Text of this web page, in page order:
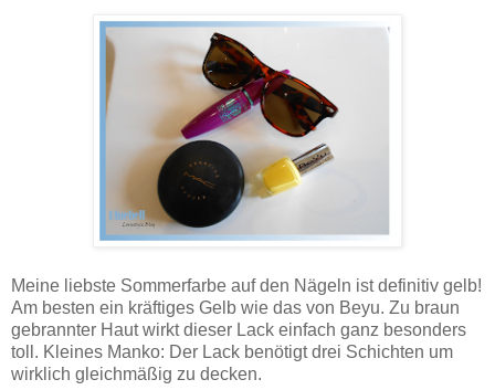
Meine liebste Sommerfarbe auf den Nägeln ist definitiv gelb!
Am besten ein kräftiges Gelb wie das von Beyu. Zu braun
gebrannter Haut wirkt dieser Lack einfach ganz besonders
toll. Kleines Manko: Der Lack benötigt drei Schichten um
wirklich gleichmäßig zu decken.